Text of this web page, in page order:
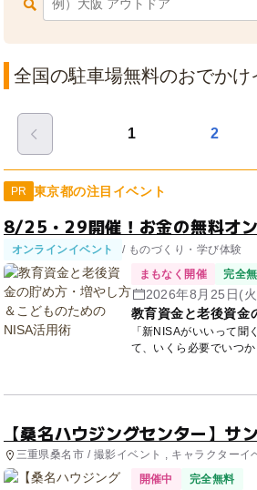
全国の駐車場無料のおでか
1 2
PR 東京都の注目イベント
8/25・29開催！お金の無料オ
オンラインイベント / ものづくり・学び体験
まもなく開催 完全
2026年8月25日(
教育資金と老後資金
「新NISAがいいって
て、いくら必要でいつ
【桑名ハウジングセンター】サ
三重県桑名市 / 撮影イベント , キャラクターイ
開催中 完全無料